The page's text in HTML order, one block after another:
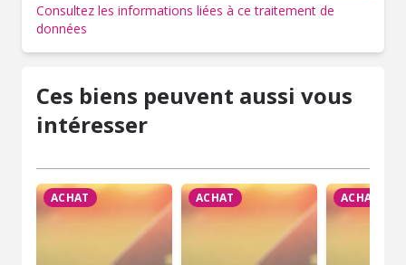
Consultez les informations liées à ce traitement de
données
Ces biens peuvent aussi vous
intéresser
ACHAT ACHAT ACHAT